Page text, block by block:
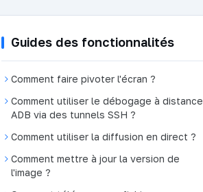
Guides des fonctionnalités
Comment faire pivoter l'écran ?
Comment utiliser le débogage à distance
ADB via des tunnels SSH ?
Comment utiliser la diffusion en direct ?
Comment mettre à jour la version de
l'image ?